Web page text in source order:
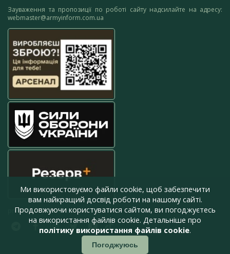
Зауваження та пропозиції по роботі сайту надсилайте на адресу:
webmaster@armyinform.com.ua
press@armyinform.com.ua
Ми використовуємо файли cookie, щоб забезпечити
вам найкращий досвід роботи на нашому сайті.
Продовжуючи користуватися сайтом, ви погоджуєтесь
на використання файлів cookie. Детальніше про
політику використання файлів cookie.
Погоджуюсь